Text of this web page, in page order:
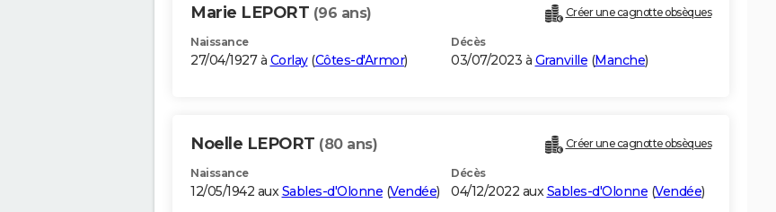
Marie LEPORT (96 ans) Créer une cagnotte obsèques
Naissance
27/04/1927 à Corlay(Côtes-d'Armor)
Décès
03/07/2023 à Granville (Manche)
Noelle LEPORT (80 ans) Créer une cagnotte obsèques
Naissance
12/05/1942 auxSables-d'Olonne (Vendée)
Décès
04/12/2022 auxSables-d'Olonne (Vendée)